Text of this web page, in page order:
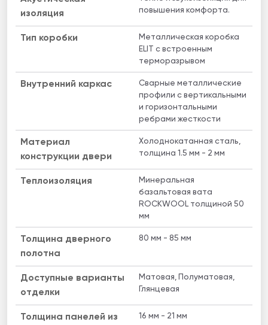
изоляция
повышения комфорта.
Тип коробки
Металлическая коробка
ELIT с встроенным
терморазрывом
Внутренний каркас
Сварные металлические
профили с вертикальными
и горизонтальными
ребрами жесткости
Материал
конструкции двери
Холоднокатанная сталь,
толщина 1.5 мм - 2 мм
Теплоизоляция
Минеральная
базальтовая вата
ROCKWOOL толщиной 50
мм
Толщина дверного
полотна
80 мм - 85 мм
Доступные варианты
отделки
Матовая, Полуматовая,
Глянцевая
Толщина панелей из
16 мм - 21 мм